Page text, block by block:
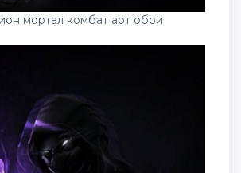
мортал комбат арт обои